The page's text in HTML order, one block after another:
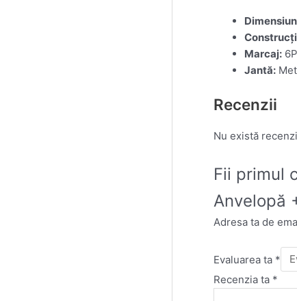
Marcaj:
Jantă:
Recenzii
Nu există
Fii primul
Anvelopă
Adresa ta de
Evaluarea ta *
Recenzia ta *